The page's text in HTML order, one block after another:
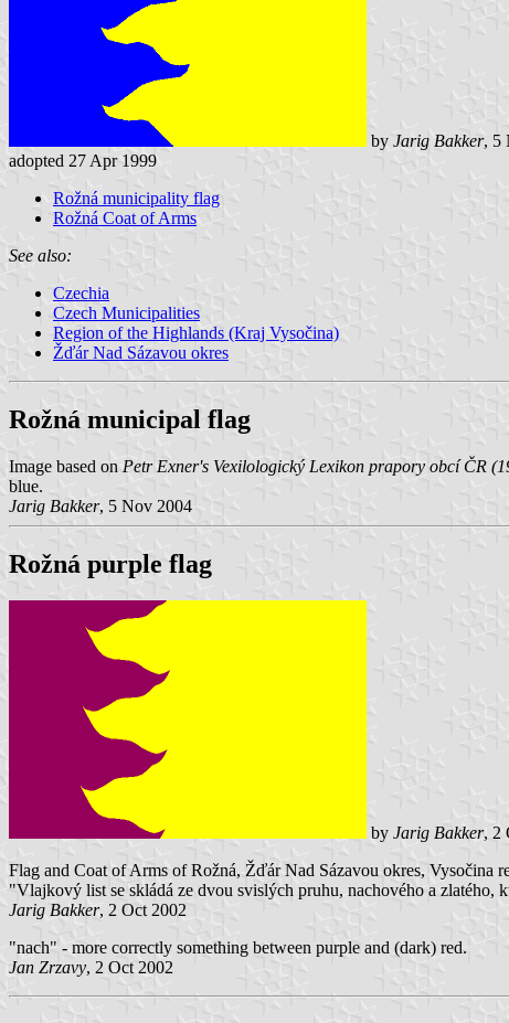
by Jarig Bakker, 5
adopted 27 Apr 1999
Rožná municipality flag
Rožná Coat of Arms
See also:
Czechia
Czech Municipalities
Region of the Highlands (Kraj Vysočina)
Žďár Nad Sázavou okres
Rožná municipal flag
Image based on Petr Exner's Vexilologický Lexikon prapory obcí ČR
blue.
Jarig Bakker, 5 Nov 2004
Rožná purple flag
by Jarig Bakker, 2
Flag and Coat of Arms of Rožná, Žďár Nad Sázavou okres, Vysočina
"Vlajkový list se skládá ze dvou svislých pruhu, nachového a zlatého,
Jarig Bakker, 2 Oct 2002
"nach" - more correctly something between purple and (dark) red.
Jan Zrzavy, 2 Oct 2002